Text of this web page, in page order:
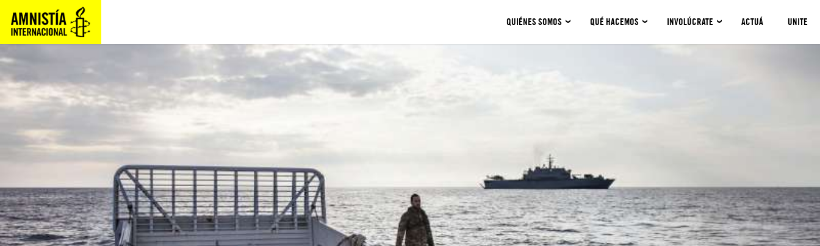
QUIÉNES SOMOS QUÉ HACEMOS INVOLÚCRATE ACTUÁ UNITE